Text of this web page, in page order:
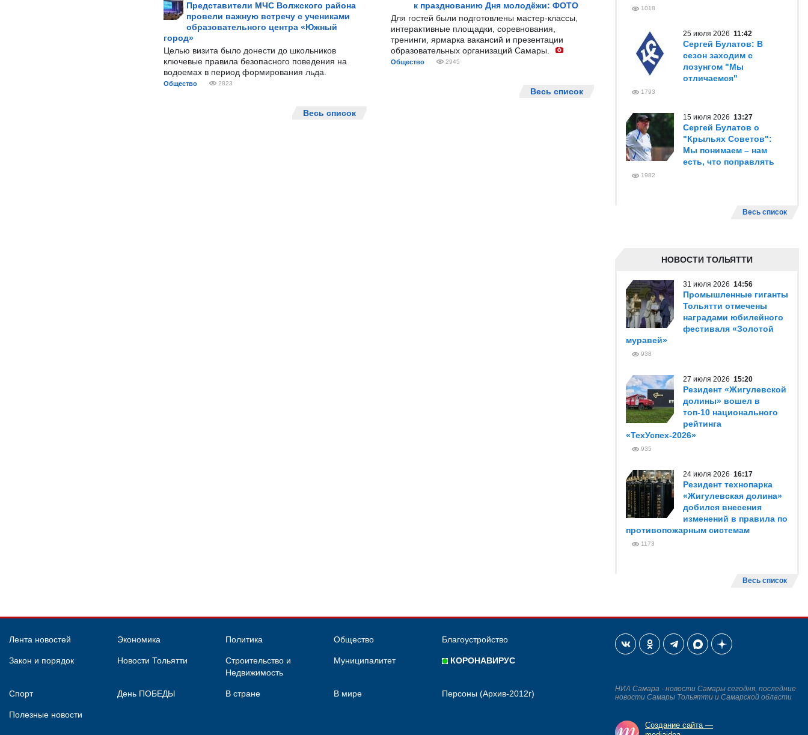
Представители МЧС Волжского района
провели важную встречу с учениками
образовательного центра «Южный
город»
Целью визита было донести до школьников
ключевые правила безопасного поведения на
водоемах в период формирования льда.
Общество 2823
Весь список
к празднованию Дня молодёжи: ФОТО
Для гостей были подготовлены мастер-классы,
интерактивные площадки, соревнования,
тренинги, ярмарка вакансий и презентации
образовательных организаций Самары.
Общество 2945
Весь список
1018
25 июля 2026 11:42
Сергей Булатов: В
сезон заходим с
лозунгом "Мы
отличаемся"
1793
15 июля 2026 13:27
Сергей Булатов о
"Крыльях Советов":
Мы понимаем – нам
есть, что поправлять
1982
Весь список
НОВОСТИ ТОЛЬЯТТИ
31 июля 2026 14:56
Промышленные гиганты
Тольятти отмечены
наградами юбилейного
фестиваля «Золотой
муравей»
938
27 июля 2026 15:20
Резидент «Жигулевской
долины» вошел в
топ-10 национального
рейтинга
«ТехУспех-2026»
935
24 июля 2026 16:17
Резидент технопарка
«Жигулевская долина»
добился внесения
изменений в правила по
противопожарным системам
1173
Весь список
Лента новостей Экономика Политика Общество Благоустройство
Закон и порядок Новости Тольятти
Строительство и
Недвижимость
Муниципалитет КОРОНАВИРУС
Спорт День ПОБЕДЫ В стране В мире Персоны (Архив-2012г)
Полезные новости
НИА Самара - новости Самары сегодня, последние
новости Самары Тольятти и Самарской области
Создание сайта —